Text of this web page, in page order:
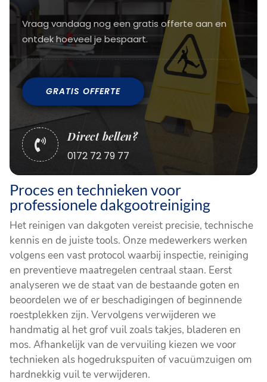
Vraag vandaag nog een gratis offerte aan en
ontdek hoeveel je bespaart.
GRATIS OFFERTE

Direct bellen?
0172 72 79 77
Proces en technieken voor
professionele dakgootreiniging
Het reinigen van dakgoten vereist precisie, technische
kennis en de juiste tools. Onze medewerkers werken
volgens een vast protocol waarbij inspectie, reiniging
en preventieve maatregelen centraal staan. Eerst
analyseren we de staat van de bestaande goten en
beoordelen we of er beschadigingen of beginnende
roestplekken zijn. Vervolgens verwijderen we
handmatig al het grof vuil zoals takjes, bladeren en
mos. Afhankelijk van de vervuiling kiezen we voor
technieken als hogedrukspuiten of vacuümzuigen om
hardnekkig vuil te verwijderen.